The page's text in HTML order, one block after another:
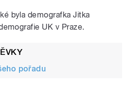
byla demografka Jitka
UK v Praze.
pořadu